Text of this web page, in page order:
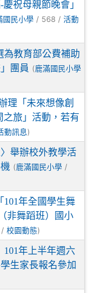
祝母親節晚會」
國民小學 / 568 / 活動
為教育部公費補助
團員 (鹿滿國民小學
理「未來想像創
之旅」活動，若有
動訊息 )
舉辦校外教學活
(鹿滿國民小學 /
101年全國學生舞
非舞蹈班）國小
校園動態)
101年上半年週六
生家長報名參加